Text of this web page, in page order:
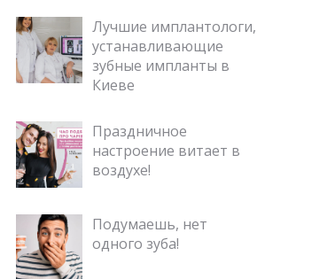
Лучшие имплантологи,
устанавливающие
зубные импланты в
Киеве
Праздничное
настроение витает в
воздухе!
Подумаешь, нет
одного зуба!